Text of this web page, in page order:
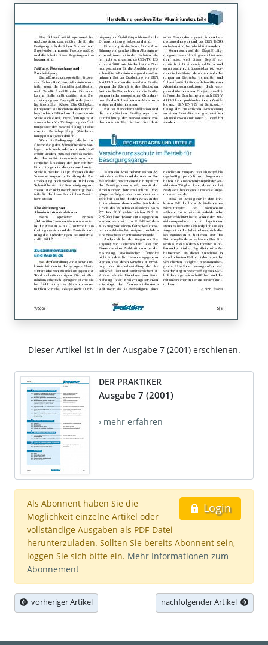
Dieser Artikel ist in der Ausgabe 7 (2001) erschienen.
DER PRAKTIKER
Ausgabe 7 (2001)
› mehr erfahren
Login
Als Abonnent haben Sie die
Möglichkeit einzelne Artikel oder
vollständige Ausgaben als PDF-Datei
herunterzuladen. Sollten Sie bereits Abonnent sein,
loggen Sie sich bitte ein. Mehr Informationen zum
Abonnement
vorheriger Artikel nachfolgender Artikel